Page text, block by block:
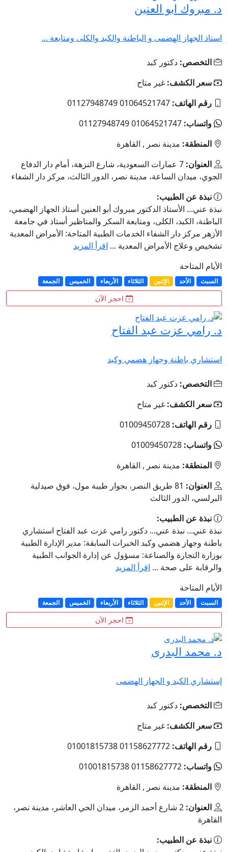
د. مبروك ابو العنين
استاذ الجهاز الهضمى و الباطنة والكبد والكلى ومتابعة ...
التخصص: دكتور كبد
سعر الكشف: غير متاح
رقم الهاتف: 01064521747 01127948749
واتساب: 01064521747 01127948749
المنطقة: مدينة نصر , القاهرة
العنوان:
7 عمارات السعودية، شارع النزهة، أمام دار الدفاع
الجوي، ميدان الساعة، مدينة نصر، الدور الثالث، مركز دار الشفاء
نبذة عن الطبيب:
نبذة عني... الأستاذ الدكتور مبروك أبو العنين أستاذ الجهاز الهضمي،
الباطنة، الكبد، الكلى، ومتابعة السكر والمناظير أستاذ في جامعة
الأزهر مركز دار الشفاء الخدمات الطبية المتاحة: الأمراض المعدية
تشخيص وعلاج الأمراض المعدية ... اقرأ المزيد
الأيام المتاحة
السبت الأحد الإثنين الثلاثاء الأربعاء الخميس الجمعة
احجز الآن
د. رامي عزت عبد الفتاح
استشاري باطنة وجهاز هضمي وكبد
التخصص: دكتور كبد
سعر الكشف: غير متاح
رقم الهاتف: 01009450728
واتساب: 01009450728
المنطقة: مدينة نصر , القاهرة
العنوان:
81 طريق النصر، بجوار طيبة مول، فوق صيدلية
البرلسي، الدور الثالث
نبذة عن الطبيب:
نبذة عني... نبذة عني... دكتور رامي عزت عبد الفتاح استشاري
باطنة وجهاز هضمي وكبد الخبرات السابقة: مدير الإدارة الطبية
بوزارة التجارة والصناعة: مسؤول عن إدارة الجوانب الطبية
والرقابة على صحة ... اقرأ المزيد
الأيام المتاحة
السبت الأحد الإثنين الثلاثاء الأربعاء الخميس الجمعة
احجز الآن
د. محمد البدرى
إستشاري الكبد و الجهاز الهضمى
التخصص: دكتور كبد
سعر الكشف: غير متاح
رقم الهاتف: 01158627772 01001815738
واتساب: 01158627772 01001815738
المنطقة: مدينة نصر , القاهرة
العنوان:
2 شارع أحمد الزمر، ميدان الحي العاشر، مدينة نصر،
القاهرة
نبذة عن الطبيب: